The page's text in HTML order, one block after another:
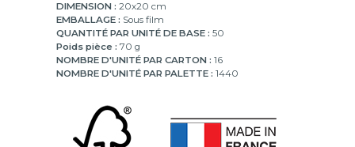
DIMENSION : 20x20 cm
EMBALLAGE : Sous film
QUANTITÉ PAR UNITÉ DE BASE : 50
Poids pièce : 70 g
NOMBRE D'UNITÉ PAR CARTON : 16
NOMBRE D'UNITÉ PAR PALETTE : 1440